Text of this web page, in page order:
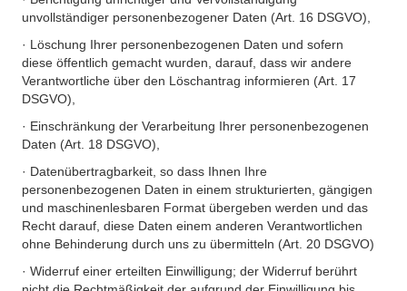
unvollständiger personenbezogener Daten (Art. 16 DSGVO),
· Löschung Ihrer personenbezogenen Daten und sofern
diese öffentlich gemacht wurden, darauf, dass wir andere
Verantwortliche über den Löschantrag informieren (Art. 17
DSGVO),
· Einschränkung der Verarbeitung Ihrer personenbezogenen
Daten (Art. 18 DSGVO),
· Datenübertragbarkeit, so dass Ihnen Ihre
personenbezogenen Daten in einem strukturierten, gängigen
und maschinenlesbaren Format übergeben werden und das
Recht darauf, diese Daten einem anderen Verantwortlichen
ohne Behinderung durch uns zu übermitteln (Art. 20 DSGVO)
· Widerruf einer erteilten Einwilligung; der Widerruf berührt